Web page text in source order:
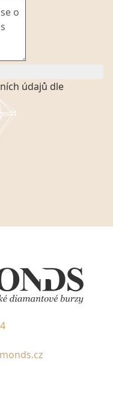
údajů dle
souladu se
znění výslovně
veškerých
prostřednictvím
05892481. Tyto
s.r.o., IČO: